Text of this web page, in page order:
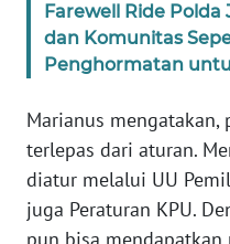
Farewell Ride
dan Komunitas
Penghormatan
Marianus
terlepas dari aturan.
diatur melalui UU
juga Peraturan KPU.
Wahana
Regional
WN
SUMUT
WN
JAKARTA